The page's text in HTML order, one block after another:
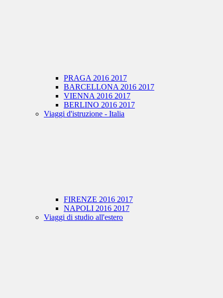
PRAGA 2016 2017
BARCELLONA 2016 2017
VIENNA 2016 2017
BERLINO 2016 2017
Viaggi d'istruzione - Italia
FIRENZE 2016 2017
NAPOLI 2016 2017
Viaggi di studio all'estero